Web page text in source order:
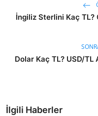
İngiliz Sterlini Kaç TL?
Dolar Kaç TL? USD/
İlgili Haberler